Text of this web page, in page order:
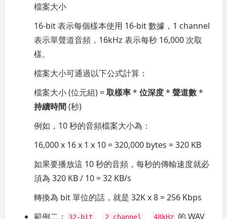
檔案大小
16-bit 表示每個樣本使用 16-bit 數據，1 channel
表示單聲道音頻，16kHz 表示每秒 16,000 次取
樣。
檔案大小可通過以下公式計算：
檔案大小 (位元組) =取樣率*位深度*聲道數*
持續時間(秒)
例如，10 秒的音頻檔案大小為：
16,000 x 16 x 1 x 10 = 320,000 bytes = 320 KB
如果要播放這 10 秒的音頻，每秒的傳輸速度就必
須為 320 KB / 10 = 32 KB/s
轉換為 bit 單位的話，就是 32K x 8 = 256 Kbps
範例二：
32-bit 、 2 channel 、 48kHz
的 WAV